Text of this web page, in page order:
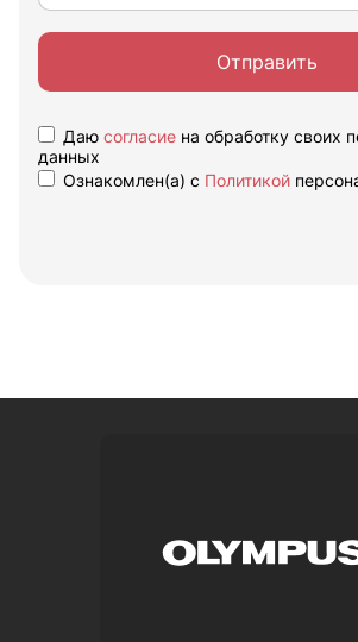
Отправить
Даю согласие на обработку своих
данных
Ознакомлен(а) с Политикой